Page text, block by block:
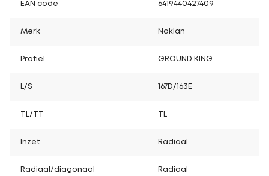
EAN code 6419440427409
Merk Nokian
Profiel GROUND KING
L/S 167D/163E
TL/TT
Inzet Radiaal
Radiaal/diagonaal Radiaal